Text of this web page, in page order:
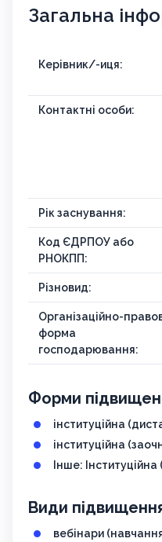
Загальна
Керівник/-иця:
Контактні особи:
Рік заснування:
Код ЄДРПОУ або
РНОКПП:
Різновид:
Організаційно-
форма
господарювання:
Форми
інституційна
інституційна
Інше:
Види підвищення
вебінари